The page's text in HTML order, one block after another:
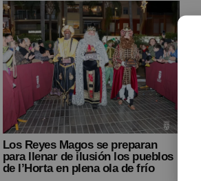
Los Reyes Magos se preparan
para llenar de ilusión los pueblos
de l’Horta en plena ola de frío